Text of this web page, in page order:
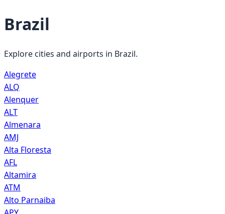
Brazil
Explore cities and airports in Brazil.
Alegrete
ALQ
Alenquer
ALT
Almenara
AMJ
Alta Floresta
AFL
Altamira
ATM
Alto Parnaiba